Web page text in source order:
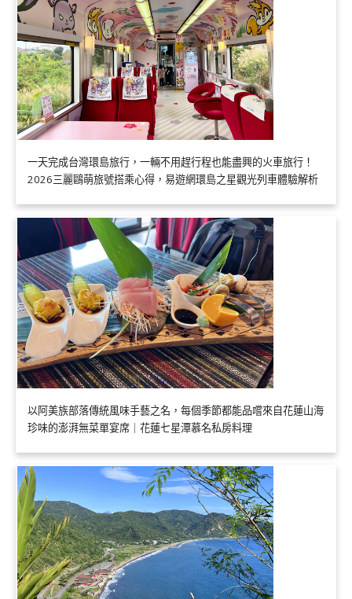
一天完成台灣環島旅行，一輛不用趕行程也能盡興的火車旅行！
2026三麗鷗萌旅號搭乘心得，易遊網環島之星觀光列車體驗解析
以阿美族部落傳統風味手藝之名，每個季節都能品嚐來自花蓮山海
珍味的澎湃無菜單宴席｜花蓮七星潭慕名私房料理